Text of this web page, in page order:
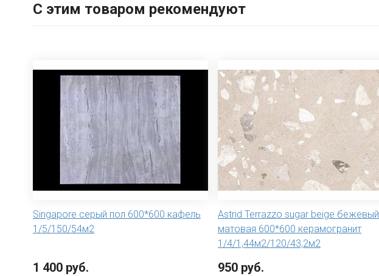
С этим товаром рекомендуют
Singapore серый пол 600*600 кафель
1/5/150/54м2
1 400 руб.
Astrid Terrazzo sugar beige бежевый
матовая 600*600 керамогранит
1/4/1,44м2/120/43,2м2
950 руб.